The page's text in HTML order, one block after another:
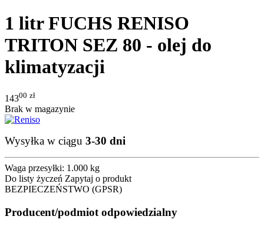
1 litr FUCHS RENISO
TRITON SEZ 80 - olej do
klimatyzacji
14300 zł
Brak w magazynie
Wysyłka w ciągu 3-30 dni
Waga przesyłki: 1.000 kg
Do listy życzeń Zapytaj o produkt
BEZPIECZEŃSTWO (GPSR)
Producent/podmiot odpowiedzialny